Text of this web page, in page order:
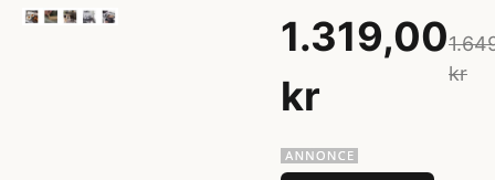
1.319,00
kr
kr